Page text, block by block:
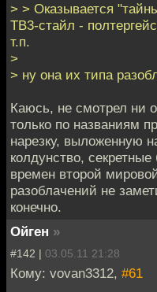
> > Оказывается
ТВ3-стайл -
т.п.
>
> ну она их типа
Каюсь, не смотрел ни
только по названиям
нарезку, выложенную
колдунство,
времен второй
разоблачений не
конечно.
Ойген »
#142 | 03.05.11 21:28
Кому: vovan3312, #61